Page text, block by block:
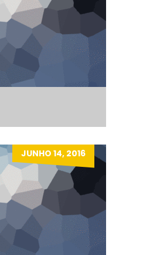
JUNHO 14, 2016